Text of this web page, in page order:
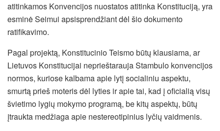
atitinkamos Konvencijos nuostatos atitinka Konstituciją, yra
esminė Seimui apsisprendžiant dėl šio dokumento
ratifikavimo.
Pagal projektą, Konstitucinio Teismo būtų klausiama, ar
Lietuvos Konstitucijai neprieštarauja Stambulo konvencijos
normos, kuriose kalbama apie lytį socialiniu aspektu,
smurtą prieš moteris dėl lyties ir apie tai, kad į oficialią visų
švietimo lygių mokymo programą, be kitų aspektų, būtų
įtraukta medžiaga apie nestereotipinius lyčių vaidmenis.